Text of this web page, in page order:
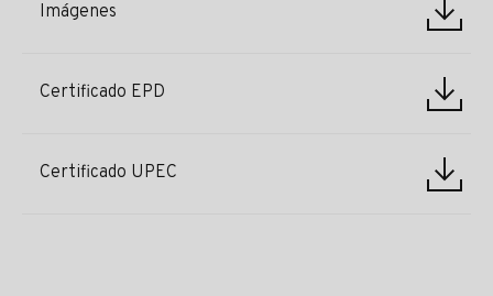
Imágenes
Certificado EPD
Certificado UPEC